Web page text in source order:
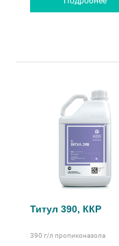
Титул 390, ККР
390 г/л пропиконазола